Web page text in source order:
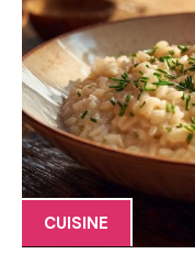
CUISINE